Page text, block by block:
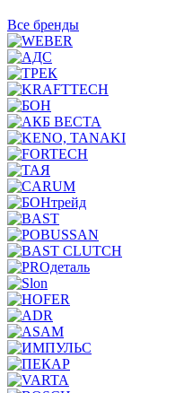
Все бренды